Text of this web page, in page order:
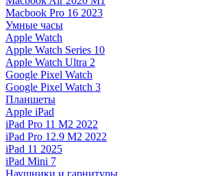
Macbook Pro 16 2023
Умные часы
Apple Watch
Apple Watch Series 10
Apple Watch Ultra 2
Google Pixel Watch
Google Pixel Watch 3
Планшеты
Apple iPad
iPad Pro 11 M2 2022
iPad Pro 12.9 M2 2022
iPad 11 2025
iPad Mini 7
Наушники и гарнитуры